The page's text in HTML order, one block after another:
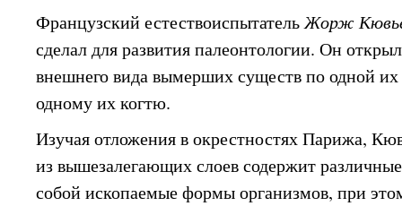
Французский естествоиспытательЖорж
сделал для развития палеонтологии. Он
внешнего вида вымерших существ по одной
одному их когтю.
Изучая отложения в окрестностях Парижа,
из вышезалегающих слоев содержит
собой ископаемые формы организмов, при